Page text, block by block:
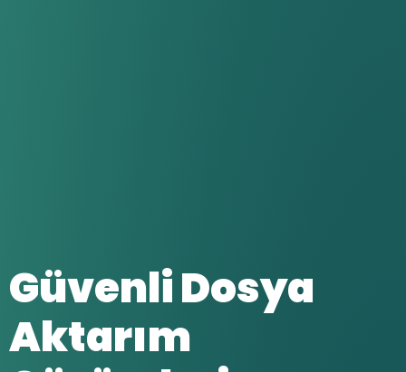
Güvenli Dosya
Aktarım